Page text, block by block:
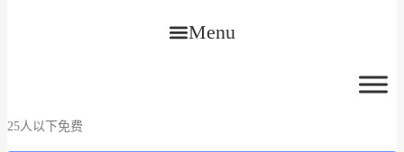
Menu
25人以下免费